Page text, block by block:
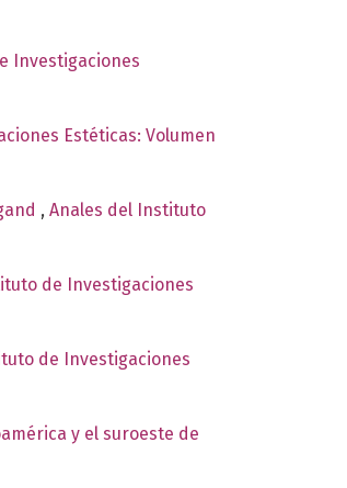
Investigaciones
Estéticas: Volumen
, Anales del Instituto
de Investigaciones
de Investigaciones
y el suroeste de